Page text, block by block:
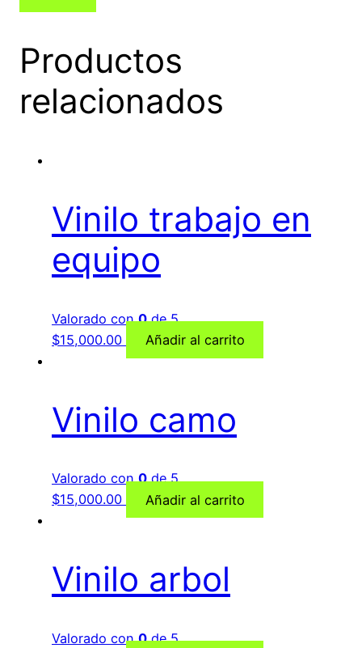
Productos
relacionados
Vinilo trabajo en
equipo
Valorado con0de 5
$15,000.00 Añadir al carrito
Vinilo camo
Valorado con0de 5
$15,000.00 Añadir al carrito
Vinilo arbol
Valorado con0de 5